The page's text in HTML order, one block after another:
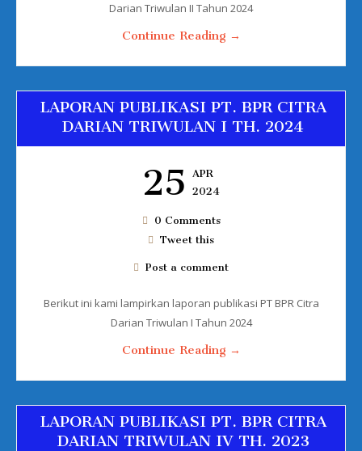
Darian Triwulan II Tahun 2024
Continue Reading →
LAPORAN PUBLIKASI PT. BPR CITRA
DARIAN TRIWULAN I TH. 2024
25
APR
2024
0 Comments
Tweet this
Post a comment
Berikut ini kami lampirkan laporan publikasi PT BPR Citra
Darian Triwulan I Tahun 2024
Continue Reading →
LAPORAN PUBLIKASI PT. BPR CITRA
DARIAN TRIWULAN IV TH. 2023